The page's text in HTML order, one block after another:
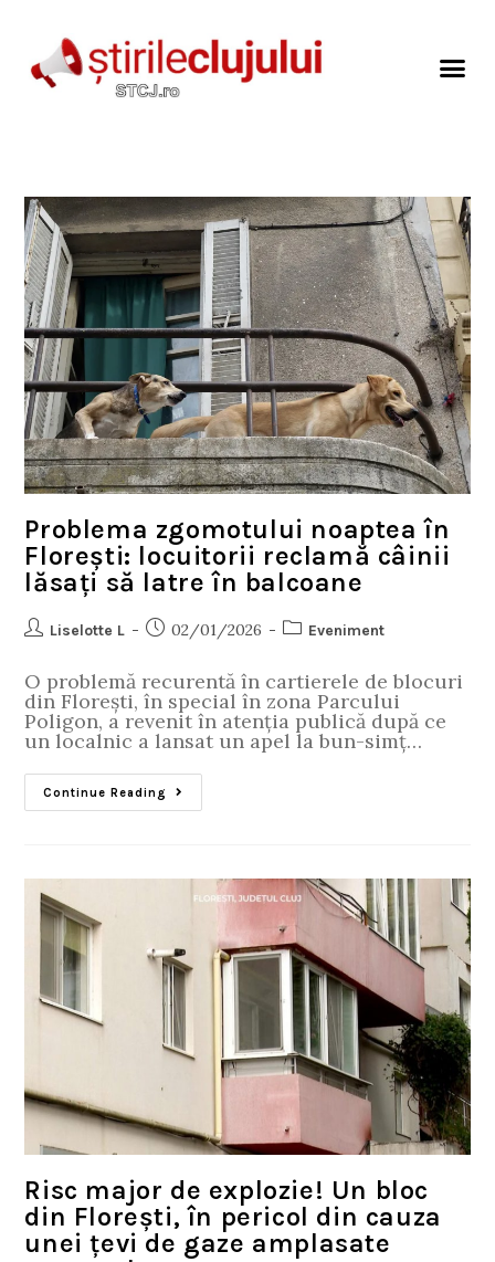
Problema zgomotului noaptea în
Florești: locuitorii reclamă câinii
lăsați să latre în balcoane
Liselotte L 02/01/2026 Eveniment
O problemă recurentă în cartierele de blocuri
din Florești, în special în zona Parcului
Poligon, a revenit în atenția publică după ce
un localnic a lansat un apel la bun-simț…
Continue Reading
Risc major de explozie! Un bloc
din Florești, în pericol din cauza
unei țevi de gaze amplasate